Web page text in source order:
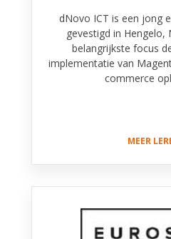
dNovo ICT is een jong
gevestigd in Hengelo,
belangrijkste focus
implementatie van
commerce
MEER